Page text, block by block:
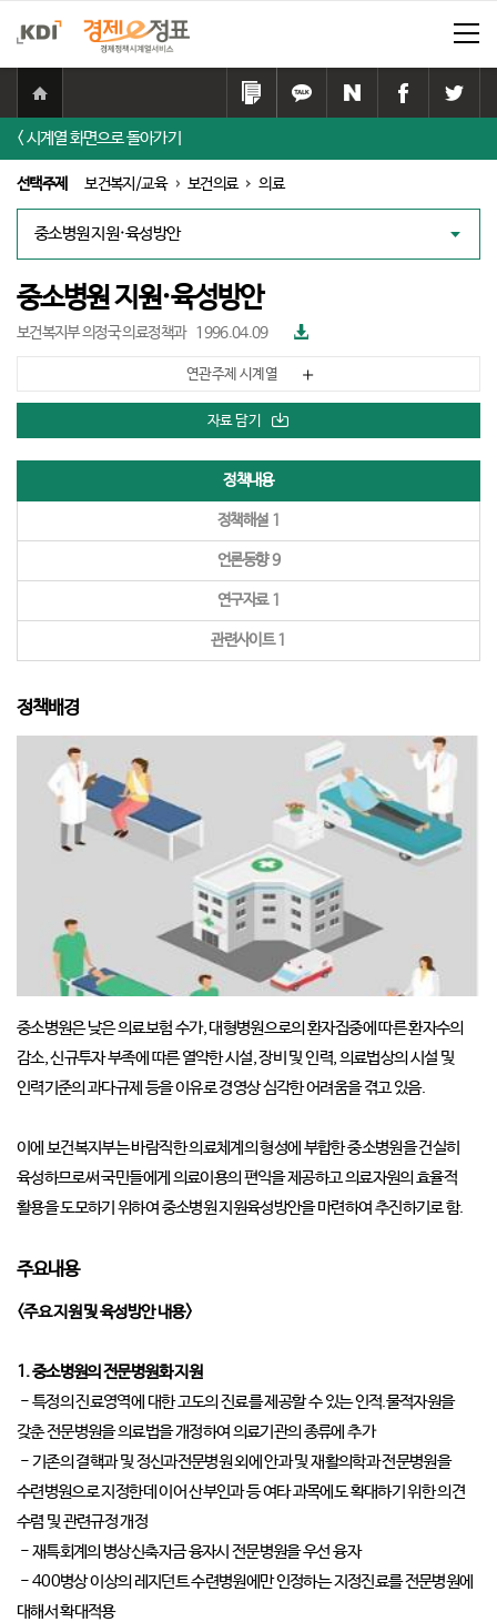
로
이
동
링
크
사
하
기
카
카
톡
유
네
이
공
하
페
이
북
유
트
위
공
하
기
< 시계열 화면으로 돌아가기
선택주제 보건복지/교육 보건의료 의료
리
스
트
중소병원 지원·육성방안
보건복지부 의정국 의료정책과 1996.04.09
파
운
드
연관주제 시계열
자료 담기
정책내용
정책해설 1
언론동향 9
연구자료 1
관련사이트 1
정책배경
중소병원은 낮은 의료보험 수가, 대형병원으로의 환자집중에 따른 환자수의
감소, 신규투자 부족에 따른 열약한 시설, 장비 및 인력, 의료법상의 시설 및
인력기준의 과다규제 등을 이유로 경영상 심각한 어려움을 겪고 있음.
이에 보건복지부는 바람직한 의료체계의 형성에 부합한 중소병원을 건실히
육성하므로써 국민들에게 의료이용의 편익을 제공하고 의료자원의 효율적
활용을 도모하기 위하여 중소병원 지원육성방안을 마련하여 추진하기로 함.
주요내용
<주요 지원 및 육성방안 내용>
1. 중소병원의 전문병원화 지원
- 특정의 진료영역에 대한 고도의 진료를 제공할 수 있는 인적.물적자원을
갖춘 전문병원을 의료법을 개정하여 의료기관의 종류에 추가
- 기존의 결핵과 및 정신과전문병원 외에 안과 및 재활의학과 전문병원을
수련병원으로 지정한데 이어 산부인과 등 여타 과목에도 확대하기 위한 의견
수렴 및 관련규정 개정
- 재특회계의 병상신축자금 융자시 전문병원을 우선 융자
- 400병상 이상의 레지던트 수련병원에만 인정하는 지정진료를 전문병원에
대해서 확대적용